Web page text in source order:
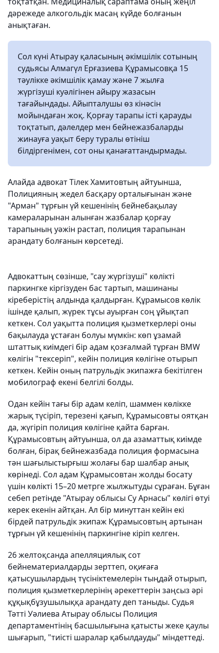
дәрежеде алкогольдік масаң күйде болғанын
анықтаған.
Сол күні Атырау қаласының әкімшілік сотының
судьясы Алмагүл Ерғазиева Құрамысовқа 15
тәулікке әкімшілік қамау және 7 жылға
жүргізуші куәлігінен айыру жазасын
тағайындады. Айыпталушы өз кінәсін
мойындаған жоқ. Қорғау тарапы істі қарауды
тоқтатып, дәлелдер мен бейнежазбаларды
жинауға уақыт беру туралы өтініш
білдіргенімен, сот оны қанағаттандырмады.
Алайда адвокат Тілек Хамитовтың айтуынша,
Полицияның жедел басқару орталығынан және
"Арман" тұрғын үй кешенінің бейнебақылау
камераларынан алынған жазбалар қорғау
тарапының уәжін растап, полиция тарапынан
арандату болғанын көрсетеді.
Адвокаттың сөзінше, "сау жүргізуші" көлікті
паркингке кіргізуден бас тартып, машинаны
кіреберістің алдында қалдырған. Құрамысов көлік
ішінде қалып, жүрек тұсы ауырған соң ұйықтап
кеткен. Сол уақытта полиция қызметкерлері оны
бақылауда ұстаған болуы мүмкін: көп ұзамай
штаттық киімдегі бір адам қозғалмай тұрған BMW
көлігін "тексеріп", кейін полиция көлігіне отырып
кеткен. Кейін оның патрульдік экипажға бекітілген
мобилограф екені белгілі болды.
Одан кейін тағы бір адам келіп, шаммен көлікке
жарық түсіріп, терезені қағып, Құрамысовты оятқан
да, жүгіріп полиция көлігіне қайта барған.
Құрамысовтың айтуынша, ол да азаматтық киімде
болған, бірақ бейнежазбада полиция формасына
тән шағылыстырғыш жолағы бар шалбар анық
көрінеді. Сол адам Құрамысовтан жолды босату
үшін көлікті 15–20 метрге жылжытуды сұраған. Бұған
себеп ретінде "Атырау облысы Су Арнасы" көлігі өтуі
керек екенін айтқан. Ал бір минуттан кейін екі
бірдей патрульдік экипаж Құрамысовтың артынан
тұрғын үй кешенінің паркингіне кіріп келген.
26 желтоқсанда апелляциялық сот
бейнематериалдарды зерттеп, оқиғаға
қатысушылардың түсініктемелерін тыңдай отырып,
полиция қызметкерлерінің әрекеттерін заңсыз әрі
құқықбұзушылыққа арандату деп таныды. Судья
Тәтті Уәлиева Атырау облысы Полиция
департаментінің басшылығына қатысты жеке қаулы
шығарып, "тиісті шаралар қабылдауды" міндеттеді.